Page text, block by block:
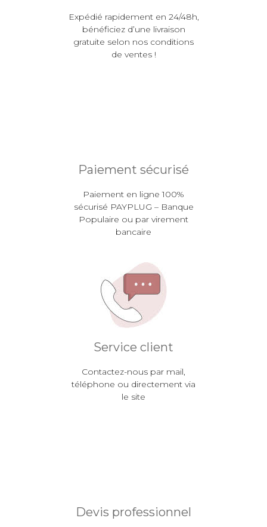
Expédié rapidement en 24/48h,
bénéficiez d’une livraison
gratuite selon nos conditions
de ventes !
Paiement sécurisé
Paiement en ligne 100%
sécurisé PAYPLUG – Banque
Populaire ou par virement
bancaire
Service client
Contactez-nous par mail,
téléphone ou directement via
le site
Devis professionnel